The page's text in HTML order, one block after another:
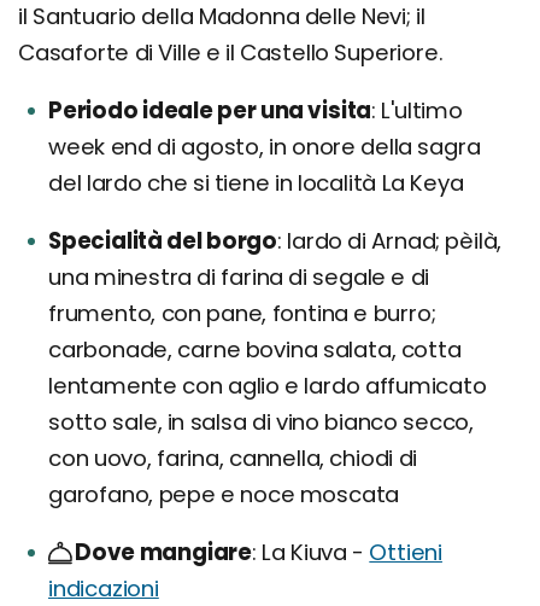
il Santuario della Madonna delle Nevi; il
Casaforte di Ville e il Castello Superiore.
Periodo ideale per una visita L'ultimo
week end di agosto, in onore della sagra
del lardo che si tiene in località La Keya
Specialità del borgo lardo di Arnad; pèilà,
una minestra di farina di segale e di
frumento, con pane, fontina e burro;
carbonade, carne bovina salata, cotta
lentamente con aglio e lardo affumicato
sotto sale, in salsa di vino bianco secco,
con uovo, farina, cannella, chiodi di
garofano, pepe e noce moscata
Dove mangiare La Kiuva - Ottieni
indicazioni